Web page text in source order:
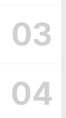
03
04